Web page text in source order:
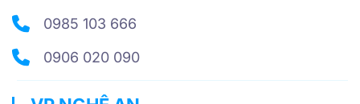
0985 103 666
0906 020 090